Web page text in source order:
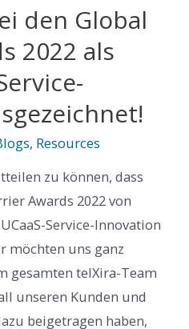
den Global
2022 als
, Resources
zu können, dass
Awards 2022 von
Service-Innovation
möchten uns ganz
gesamten telXira-Team
unseren Kunden und
beigetragen haben,